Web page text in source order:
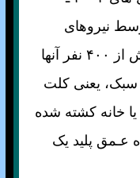
توسط نيروهای
اسرائيلی کشته شده اند، که بيش از ۴۰۰ نفر آنها
سبک، يعنی کلت
خانه کشته شده
عـمق پليد يک